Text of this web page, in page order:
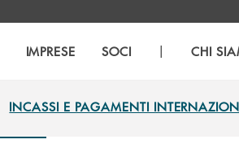
IMPRESE SOCI | CHI
INCASSI E PAGAMENTI